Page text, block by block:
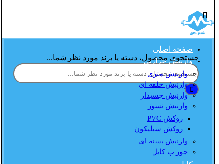
جستجوی محصول، دسته یا برند مورد نظر شما...
صفحه اصلی
وارنیش حرارتی
وارنیش متری
وارنیش حلقه ای
وارنیش چسبدار
وارنیش نسوز
روکش PVC
روکش سیلیکون
وارنیش بسته ای
جوراب کابل